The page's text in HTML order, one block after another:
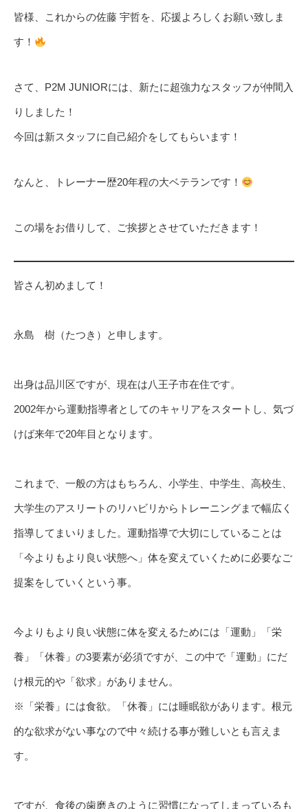
皆様、これからの佐藤 宇哲を、応援よろしくお願い致しま
す！
さて、P2M JUNIORには、新たに超強力なスタッフが仲間入
りしました！
今回は新スタッフに自己紹介をしてもらいます！
なんと、トレーナー歴20年程の大ベテランです！
この場をお借りして、ご挨拶とさせていただきます！
皆さん初めまして！
永島 樹（たつき）と申します。
出身は品川区ですが、現在は八王子市在住です。
2002年から運動指導者としてのキャリアをスタートし、気づ
けば来年で20年目となります。
これまで、一般の方はもちろん、小学生、中学生、高校生、
大学生のアスリートのリハビリからトレーニングまで幅広く
指導してまいりました。運動指導で大切にしていることは
「今よりもより良い状態へ」体を変えていくために必要なご
提案をしていくという事。
今よりもより良い状態に体を変えるためには「運動」「栄
養」「休養」の3要素が必須ですが、この中で「運動」にだ
け根元的や「欲求」がありません。
※「栄養」には食欲。「休養」には睡眠欲があります。根元
的な欲求がない事なので中々続ける事が難しいとも言えま
す。
ですが、食後の歯磨きのように習慣になってしまっているも